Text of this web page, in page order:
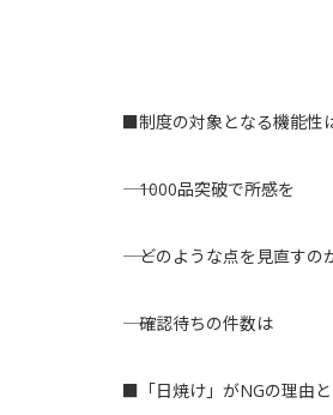
■制度の対象となる機能性
―― 1000品突破で所感を
―― どのような点を見直すの
―― 確認待ちの件数は
■「日焼け」がNGの理由